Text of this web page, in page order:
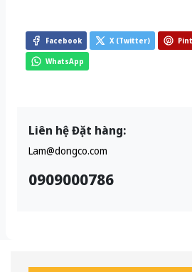
Facebook X (Twitter)
WhatsApp
Liên hệ Đặt hàng:
Lam@dongco.com
0909000786